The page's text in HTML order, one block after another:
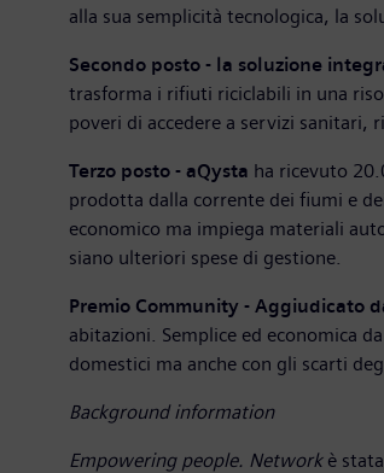
alla sua semplicità tecnologica, la
Secondo posto - la soluzione
trasforma i rifiuti riciclabili in una
poveri di accedere a servizi sanitari,
Terzo posto - aQysta ha ricevuto
prodotta dalla corrente dei fiumi e
economico ma impiega materiali
siano ulteriori spese di gestione.
Premio Community - Aggiudicato
abitazioni. Semplice ed economica
domestici ma anche con gli scarti
Background information
Empowering people. Networkè